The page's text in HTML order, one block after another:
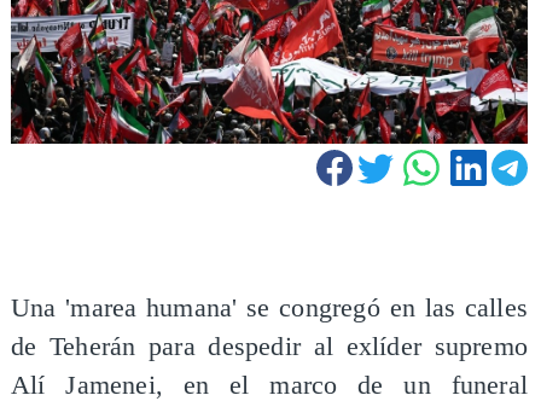
Una 'marea humana' se congregó en las calles
de Teherán para despedir al exlíder supremo
Alí Jamenei, en el marco de un funeral